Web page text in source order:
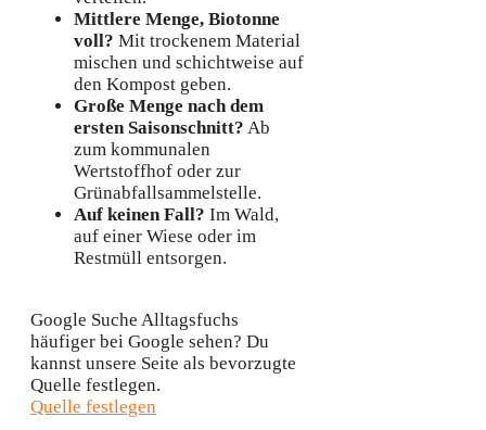
Mittlere Menge, Biotonne
voll? Mit trockenem Material
mischen und schichtweise auf
den Kompost geben.
Große Menge nach dem
ersten Saisonschnitt? Ab
zum kommunalen
Wertstoffhof oder zur
Grünabfallsammelstelle.
Auf keinen Fall? Im Wald,
auf einer Wiese oder im
Restmüll entsorgen.
Google Suche Alltagsfuchs
häufiger bei Google sehen? Du
kannst unsere Seite als bevorzugte
Quelle festlegen.
Quelle festlegen